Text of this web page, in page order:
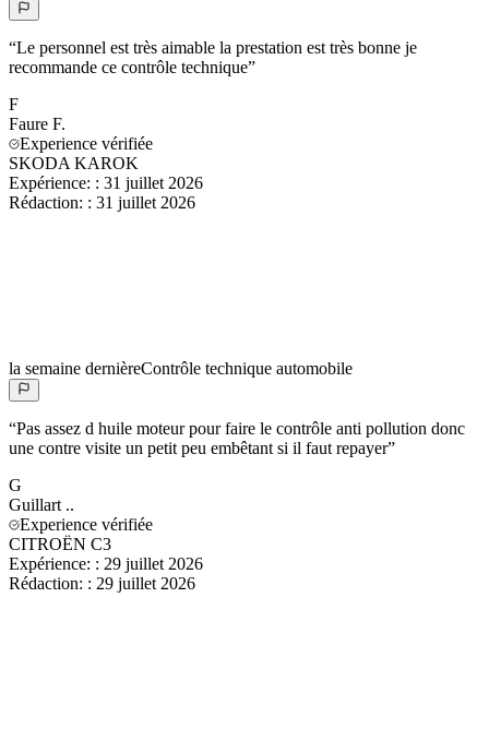
“Le personnel est très aimable la prestation est très bonne je
recommande ce contrôle technique”
F
Faure F.
Experience vérifiée
SKODA KAROK
Expérience: : 31 juillet 2026
Rédaction: : 31 juillet 2026
la semaine dernièreContrôle technique automobile
“Pas assez d huile moteur pour faire le contrôle anti pollution donc
une contre visite un petit peu embêtant si il faut repayer”
G
Guillart ..
Experience vérifiée
CITROËN C3
Expérience: : 29 juillet 2026
Rédaction: : 29 juillet 2026